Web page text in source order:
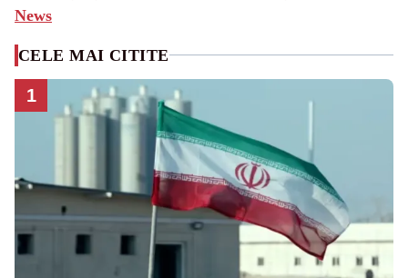
News
CELE MAI CITITE
1